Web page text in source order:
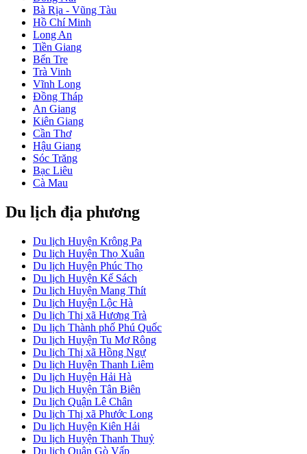
Bà Rịa - Vũng Tàu
Hồ Chí Minh
Long An
Tiền Giang
Bến Tre
Trà Vinh
Vĩnh Long
Đồng Tháp
An Giang
Kiên Giang
Cần Thơ
Hậu Giang
Sóc Trăng
Bạc Liêu
Cà Mau
Du lịch địa phương
Du lịch Huyện Krông Pa
Du lịch Huyện Thọ Xuân
Du lịch Huyện Phúc Thọ
Du lịch Huyện Kế Sách
Du lịch Huyện Mang Thít
Du lịch Huyện Lộc Hà
Du lịch Thị xã Hương Trà
Du lịch Thành phố Phú Quốc
Du lịch Huyện Tu Mơ Rông
Du lịch Thị xã Hồng Ngự
Du lịch Huyện Thanh Liêm
Du lịch Huyện Hải Hà
Du lịch Huyện Tân Biên
Du lịch Quận Lê Chân
Du lịch Thị xã Phước Long
Du lịch Huyện Kiên Hải
Du lịch Huyện Thanh Thuỷ
Du lịch Quận Gò Vấp